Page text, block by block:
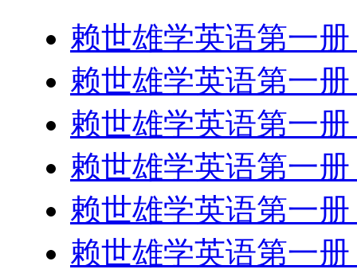
赖世雄学英语第一册
赖世雄学英语第一册
赖世雄学英语第一册
赖世雄学英语第一册
赖世雄学英语第一册
赖世雄学英语第一册